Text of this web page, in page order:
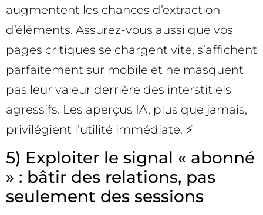
augmentent les chances d’extraction
d’éléments. Assurez-vous aussi que vos
pages critiques se chargent vite, s’affichent
parfaitement sur mobile et ne masquent
pas leur valeur derrière des interstitiels
agressifs. Les aperçus IA, plus que jamais,
privilégient l’utilité immédiate. ⚡
5) Exploiter le signal « abonné
» : bâtir des relations, pas
seulement des sessions